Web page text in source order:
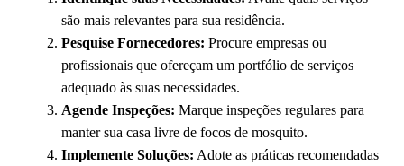
são mais relevantes para sua residência.
Pesquise Fornecedores: Procure empresas ou
profissionais que ofereçam um portfólio de serviços
adequado às suas necessidades.
Agende Inspeções: Marque inspeções regulares para
manter sua casa livre de focos de mosquito.
Implemente Soluções: Adote as práticas recomendadas